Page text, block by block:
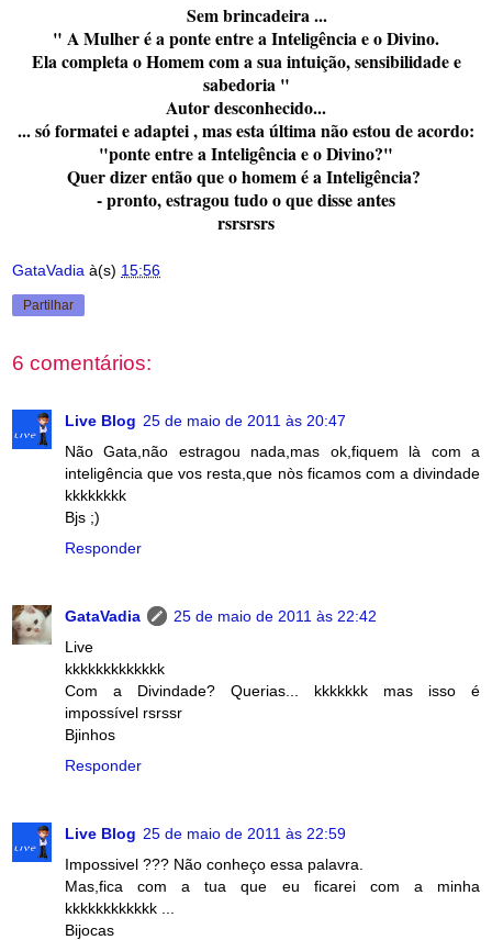
Sem brincadeira ...
" A Mulher é a ponte entre a Inteligência e o Divino.
Ela completa o Homem com a sua intuição, sensibilidade e
sabedoria "
Autor desconhecido...
... só formatei e adaptei , mas esta última não estou de acordo:
"ponte entre a Inteligência e o Divino?"
Quer dizer então que o homem é a Inteligência?
- pronto, estragou tudo o que disse antes
rsrsrsrs
GataVadia à(s) 15:56
Partilhar
6 comentários:
Live Blog 25 de maio de 2011 às 20:47
Não Gata,não estragou nada,mas ok,fiquem là com a
inteligência que vos resta,que nòs ficamos com a divindade
kkkkkkkk
Bjs ;)
Responder
GataVadia
25 de maio de 2011 às 22:42
Live
kkkkkkkkkkkkk
Com a Divindade? Querias... kkkkkkk mas isso é
impossível rsrssr
Bjinhos
Responder
Live Blog 25 de maio de 2011 às 22:59
Impossivel ??? Não conheço essa palavra.
Mas,fica com a tua que eu ficarei com a minha
kkkkkkkkkkkk ...
Bijocas